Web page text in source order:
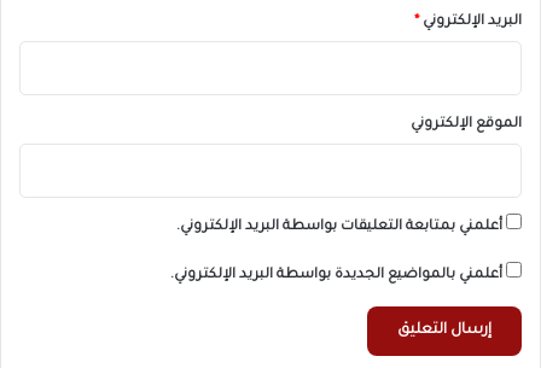
البريد الإلكتروني*
الموقع الإلكتروني
أعلمني بمتابعة التعليقات بواسطة البريد الإلكتروني.
أعلمني بالمواضيع الجديدة بواسطة البريد الإلكتروني.